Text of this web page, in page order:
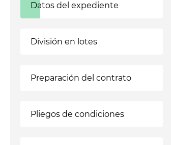
Datos del expediente
División en lotes
Preparación del contrato
Pliegos de condiciones